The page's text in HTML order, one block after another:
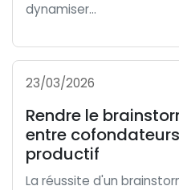
dynamiser...
23/03/2026
Rendre le
entre
productif
La réussite d'un